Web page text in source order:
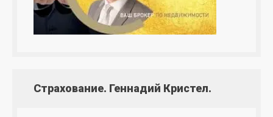
Страхование. Геннадий Кристел.